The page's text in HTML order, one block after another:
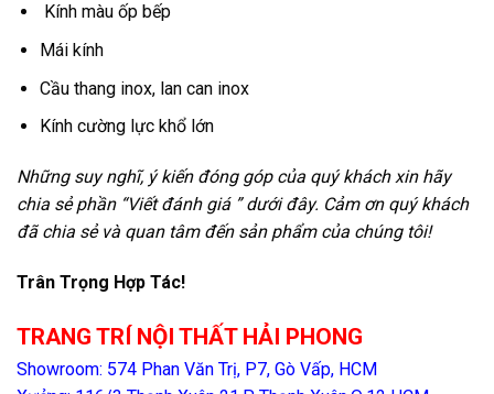
Kính màu ốp bếp
Mái kính
Cầu thang inox, lan can inox
Kính cường lực khổ lớn
Những suy nghĩ, ý kiến đóng góp của quý khách xin hãy
chia sẻ phần “Viết đánh giá ” dưới đây. Cảm ơn quý khách
đã chia sẻ và quan tâm đến sản phẩm của chúng tôi!
Trân Trọng Hợp Tác!
TRANG TRÍ NỘI THẤT HẢI PHONG
Showroom: 574 Phan Văn Trị, P7, Gò Vấp, HCM